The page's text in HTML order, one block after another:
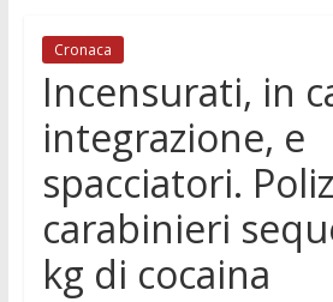
Cronaca
Incensurati, in
integrazione, e
spacciatori.
carabinieri
kg di cocaina